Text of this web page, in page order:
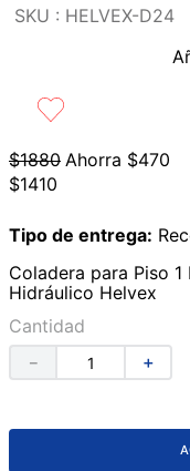
: HELVEX-D24
$1880 Ahorra $470
$1410
Tipo de entrega:
Coladera para Piso 1
Hidráulico Helvex
Cantidad
＋
－
10. lavabos